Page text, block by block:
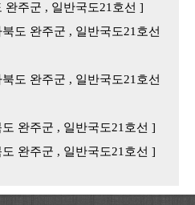
완주군 , 일반국도21호선 ]
도 완주군 , 일반국도21호선
도 완주군 , 일반국도21호선
완주군 , 일반국도21호선 ]
완주군 , 일반국도21호선 ]